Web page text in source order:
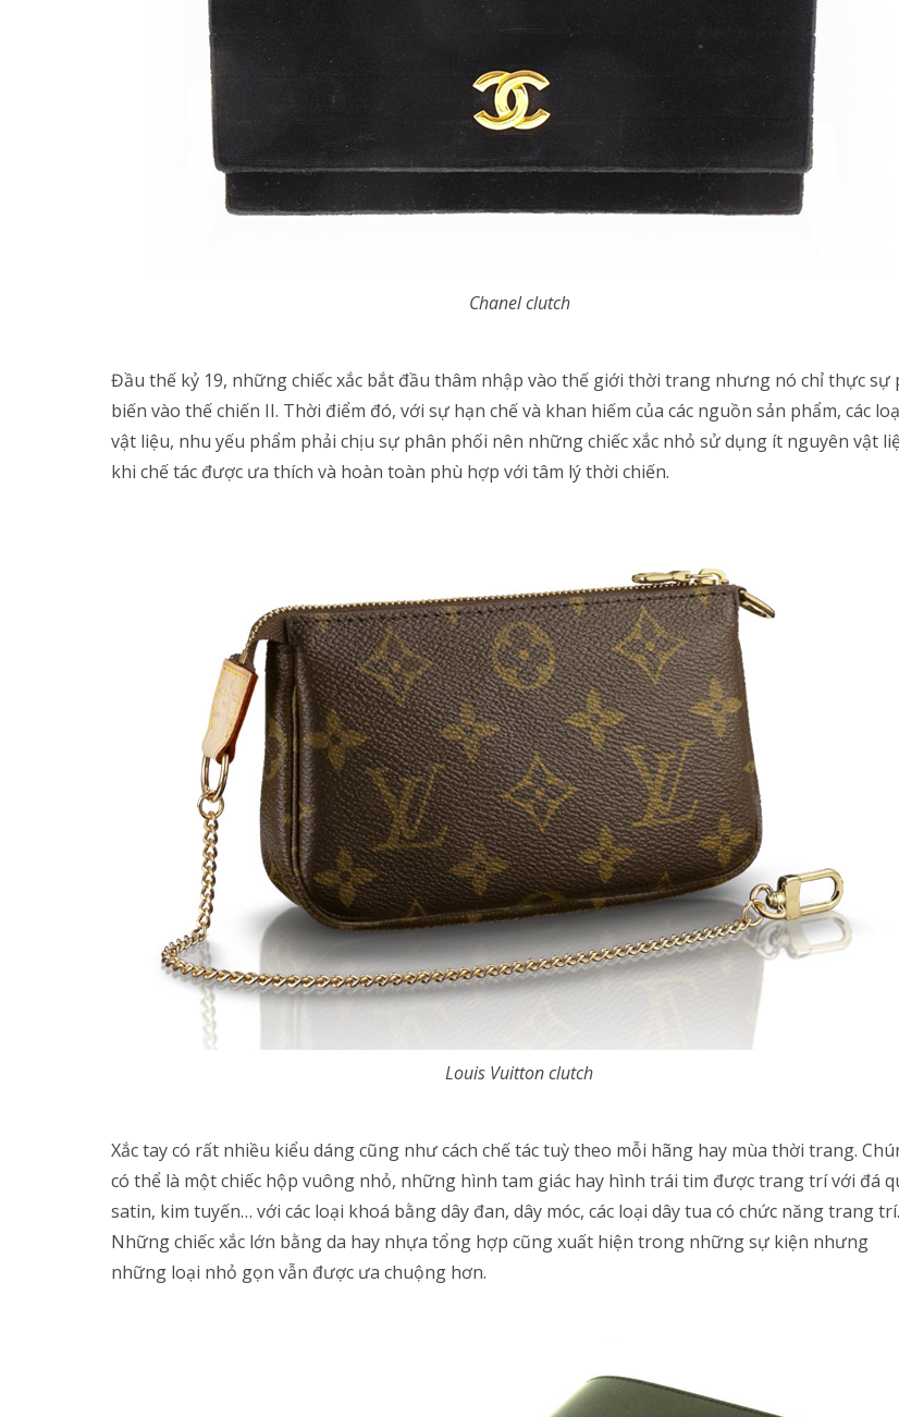
Chanel clutch
Đầu thế kỷ 19, những chiếc xắc bắt đầu thâm nhập vào thế giới thời trang nhưng nó chỉ thực sự
biến vào thế chiến II. Thời điểm đó, với sự hạn chế và khan hiếm của các nguồn sản phẩm, các
vật liệu, nhu yếu phẩm phải chịu sự phân phối nên những chiếc xắc nhỏ sử dụng ít nguyên vật
khi chế tác được ưa thích và hoàn toàn phù hợp với tâm lý thời chiến.
Louis Vuitton clutch
Xắc tay có rất nhiều kiểu dáng cũng như cách chế tác tuỳ theo mỗi hãng hay mùa thời trang.
có thể là một chiếc hộp vuông nhỏ, những hình tam giác hay hình trái tim được trang trí với đá
satin, kim tuyến… với các loại khoá bằng dây đan, dây móc, các loại dây tua có chức năng trang trí.
Những chiếc xắc lớn bằng da hay nhựa tổng hợp cũng xuất hiện trong những sự kiện nhưng
những loại nhỏ gọn vẫn được ưa chuộng hơn.